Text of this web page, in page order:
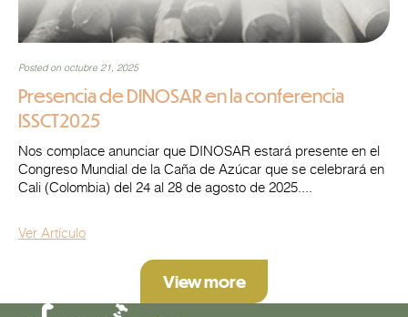
Posted on octubre 21, 2025
Presencia de DINOSAR en la conferencia
ISSCT2025
Nos complace anunciar que DINOSAR estará presente en el
Congreso Mundial de la Caña de Azúcar que se celebrará en
Cali (Colombia) del 24 al 28 de agosto de 2025....
Ver Artículo
View more